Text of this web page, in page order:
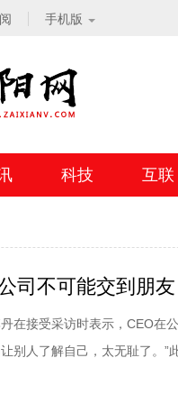
手机版
科技 互联
司不可能交到朋
在接受采访时表示，CEO在
别人了解自己，太无耻了。”